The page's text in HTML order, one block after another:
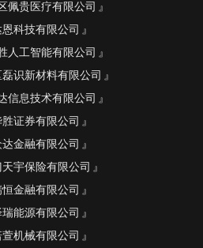
佩贵医疗有限公司
科技有限公司
人工智能有限公司
识新材料有限公司
信息技术有限公司
证券有限公司
金融有限公司
宇保险有限公司
金融有限公司
能源有限公司
机械有限公司